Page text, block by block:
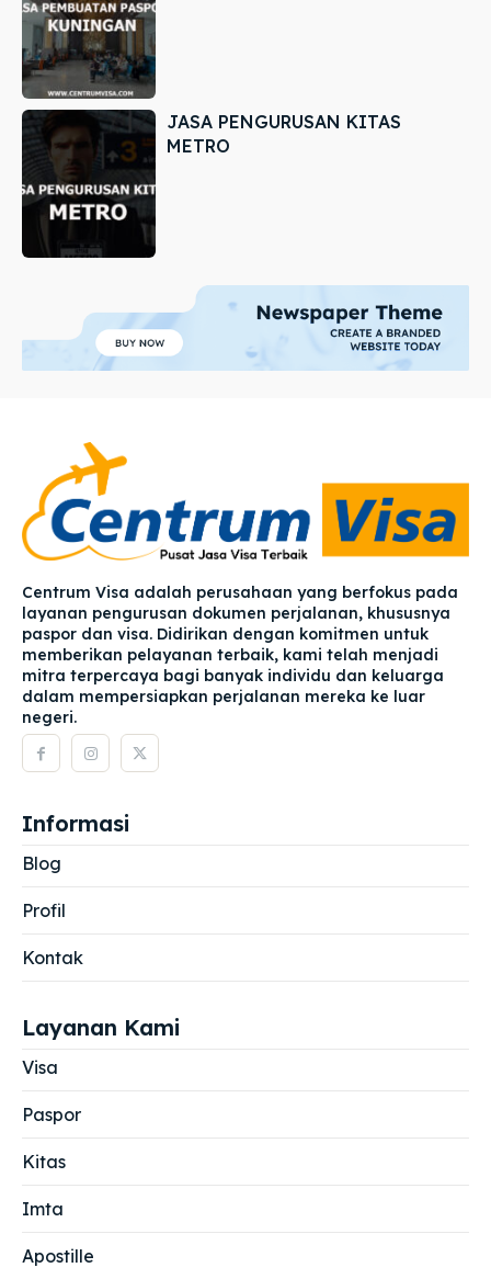
JASA PENGURUSAN KITAS
METRO
Centrum Visa adalah perusahaan yang berfokus pada
layanan pengurusan dokumen perjalanan, khususnya
paspor dan visa. Didirikan dengan komitmen untuk
memberikan pelayanan terbaik, kami telah menjadi
mitra terpercaya bagi banyak individu dan keluarga
dalam mempersiapkan perjalanan mereka ke luar
negeri.
Informasi
Blog
Profil
Kontak
Layanan Kami
Visa
Paspor
Kitas
Imta
Apostille